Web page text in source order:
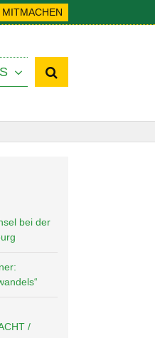
MITMACHEN
bei der
/